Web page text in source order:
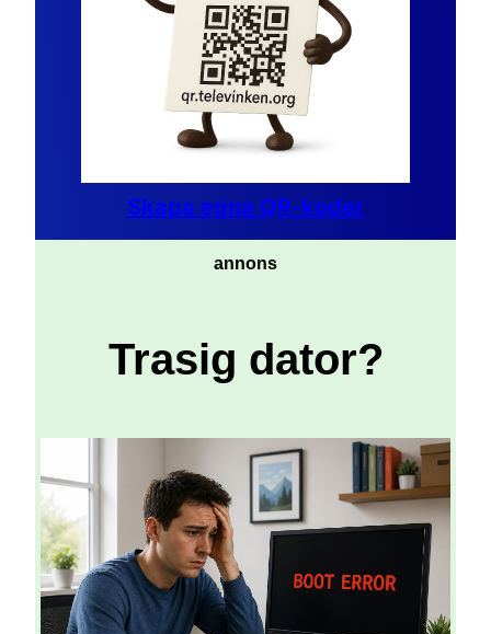
Skapa egna QR-koder
annons
Trasig dator?